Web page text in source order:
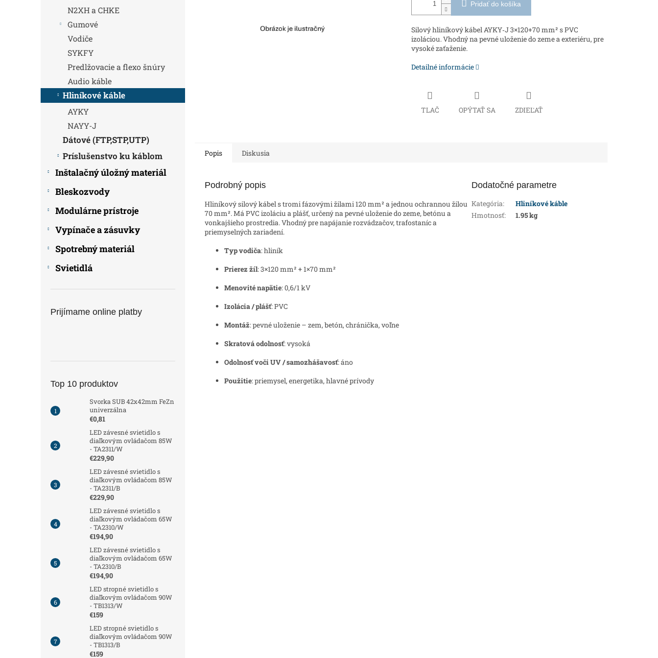
N2XH a CHKE
Gumové
Vodiče
SYKFY
Predlžovacie a flexo šnúry
Audio káble
Hliníkové káble
AYKY
NAYY-J
Dátové (FTP,STP,UTP)
Príslušenstvo ku káblom
Inštalačný úložný materiál
Bleskozvody
Modulárne prístroje
Vypínače a zásuvky
Spotrebný materiál
Svietidlá
Prijímame online platby
Top 10 produktov
Svorka SUB 42x42mm FeZn
univerzálna
€0,81
LED závesné svietidlo s
diaľkovým ovládačom 85W
- TA2311/W
€229,90
LED závesné svietidlo s
diaľkovým ovládačom 85W
- TA2311/B
€229,90
LED závesné svietidlo s
diaľkovým ovládačom 65W
- TA2310/W
€194,90
LED závesné svietidlo s
diaľkovým ovládačom 65W
- TA2310/B
€194,90
LED stropné svietidlo s
diaľkovým ovládačom 90W
- TB1313/W
€159
LED stropné svietidlo s
diaľkovým ovládačom 90W
- TB1313/B
€159
Pridať do košíka
Silový hliníkový kábel AYKY‑J 3×120+70 mm² s PVC
izoláciou. Vhodný na pevné uloženie do zeme a exteriéru, pre
vysoké zaťaženie.
Detailné informácie
TLAČ OPÝTAŤ SA ZDIEĽAŤ
Popis Diskusia
Podrobný popis
Hliníkový silový kábel s tromi fázovými žilami 120 mm² a jednou ochrannou žilou
70 mm². Má PVC izoláciu a plášť, určený na pevné uloženie do zeme, betónu a
vonkajšieho prostredia. Vhodný pre napájanie rozvádzačov, trafostaníc a
priemyselných zariadení.
Typ vodiča: hliník
Prierez žíl: 3×120 mm² + 1×70 mm²
Menovité napätie: 0,6/1 kV
Izolácia / plášť: PVC
Montáž: pevné uloženie – zem, betón, chránička, voľne
Skratová odolnosť: vysoká
Odolnosť voči UV / samozhášavosť: áno
Použitie: priemysel, energetika, hlavné prívody
Dodatočné parametre
Kategória:
Hliníkové káble
Hmotnosť: 1.95 kg